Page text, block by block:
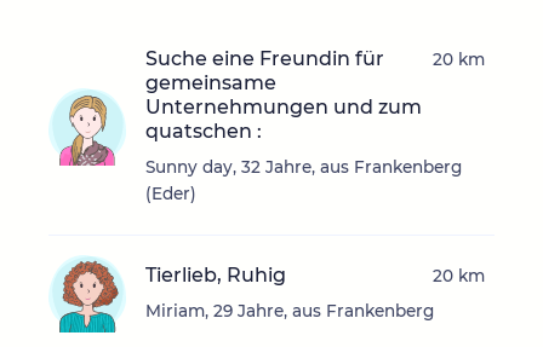
Suche eine Freundin für
gemeinsame
Unternehmungen und zum
quatschen :
Sunny day, 32 Jahre, aus Frankenberg
(Eder)
20 km
Tierlieb, Ruhig
Miriam, 29 Jahre, aus Frankenberg
20 km